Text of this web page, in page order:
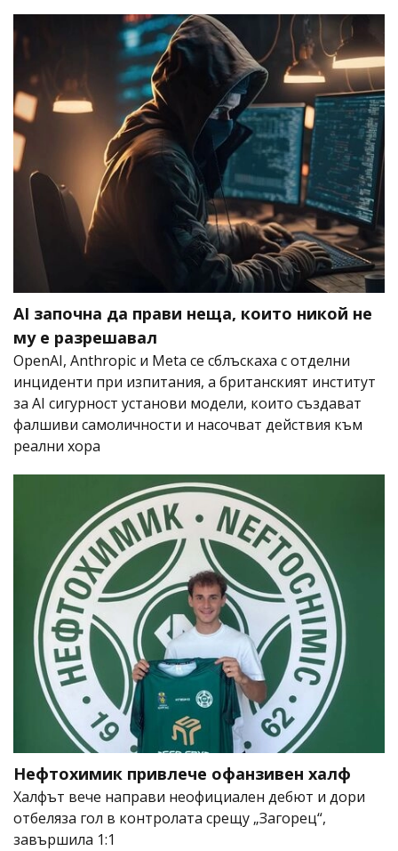
AI започна да прави неща, които никой не
му е разрешавал
OpenAI, Anthropic и Meta се сблъскаха с отделни
инциденти при изпитания, а британският институт
за AI сигурност установи модели, които създават
фалшиви самоличности и насочват действия към
реални хора
Нефтохимик привлече офанзивен халф
Халфът вече направи неофициален дебют и дори
отбеляза гол в контролата срещу „Загорец“,
завършила 1:1